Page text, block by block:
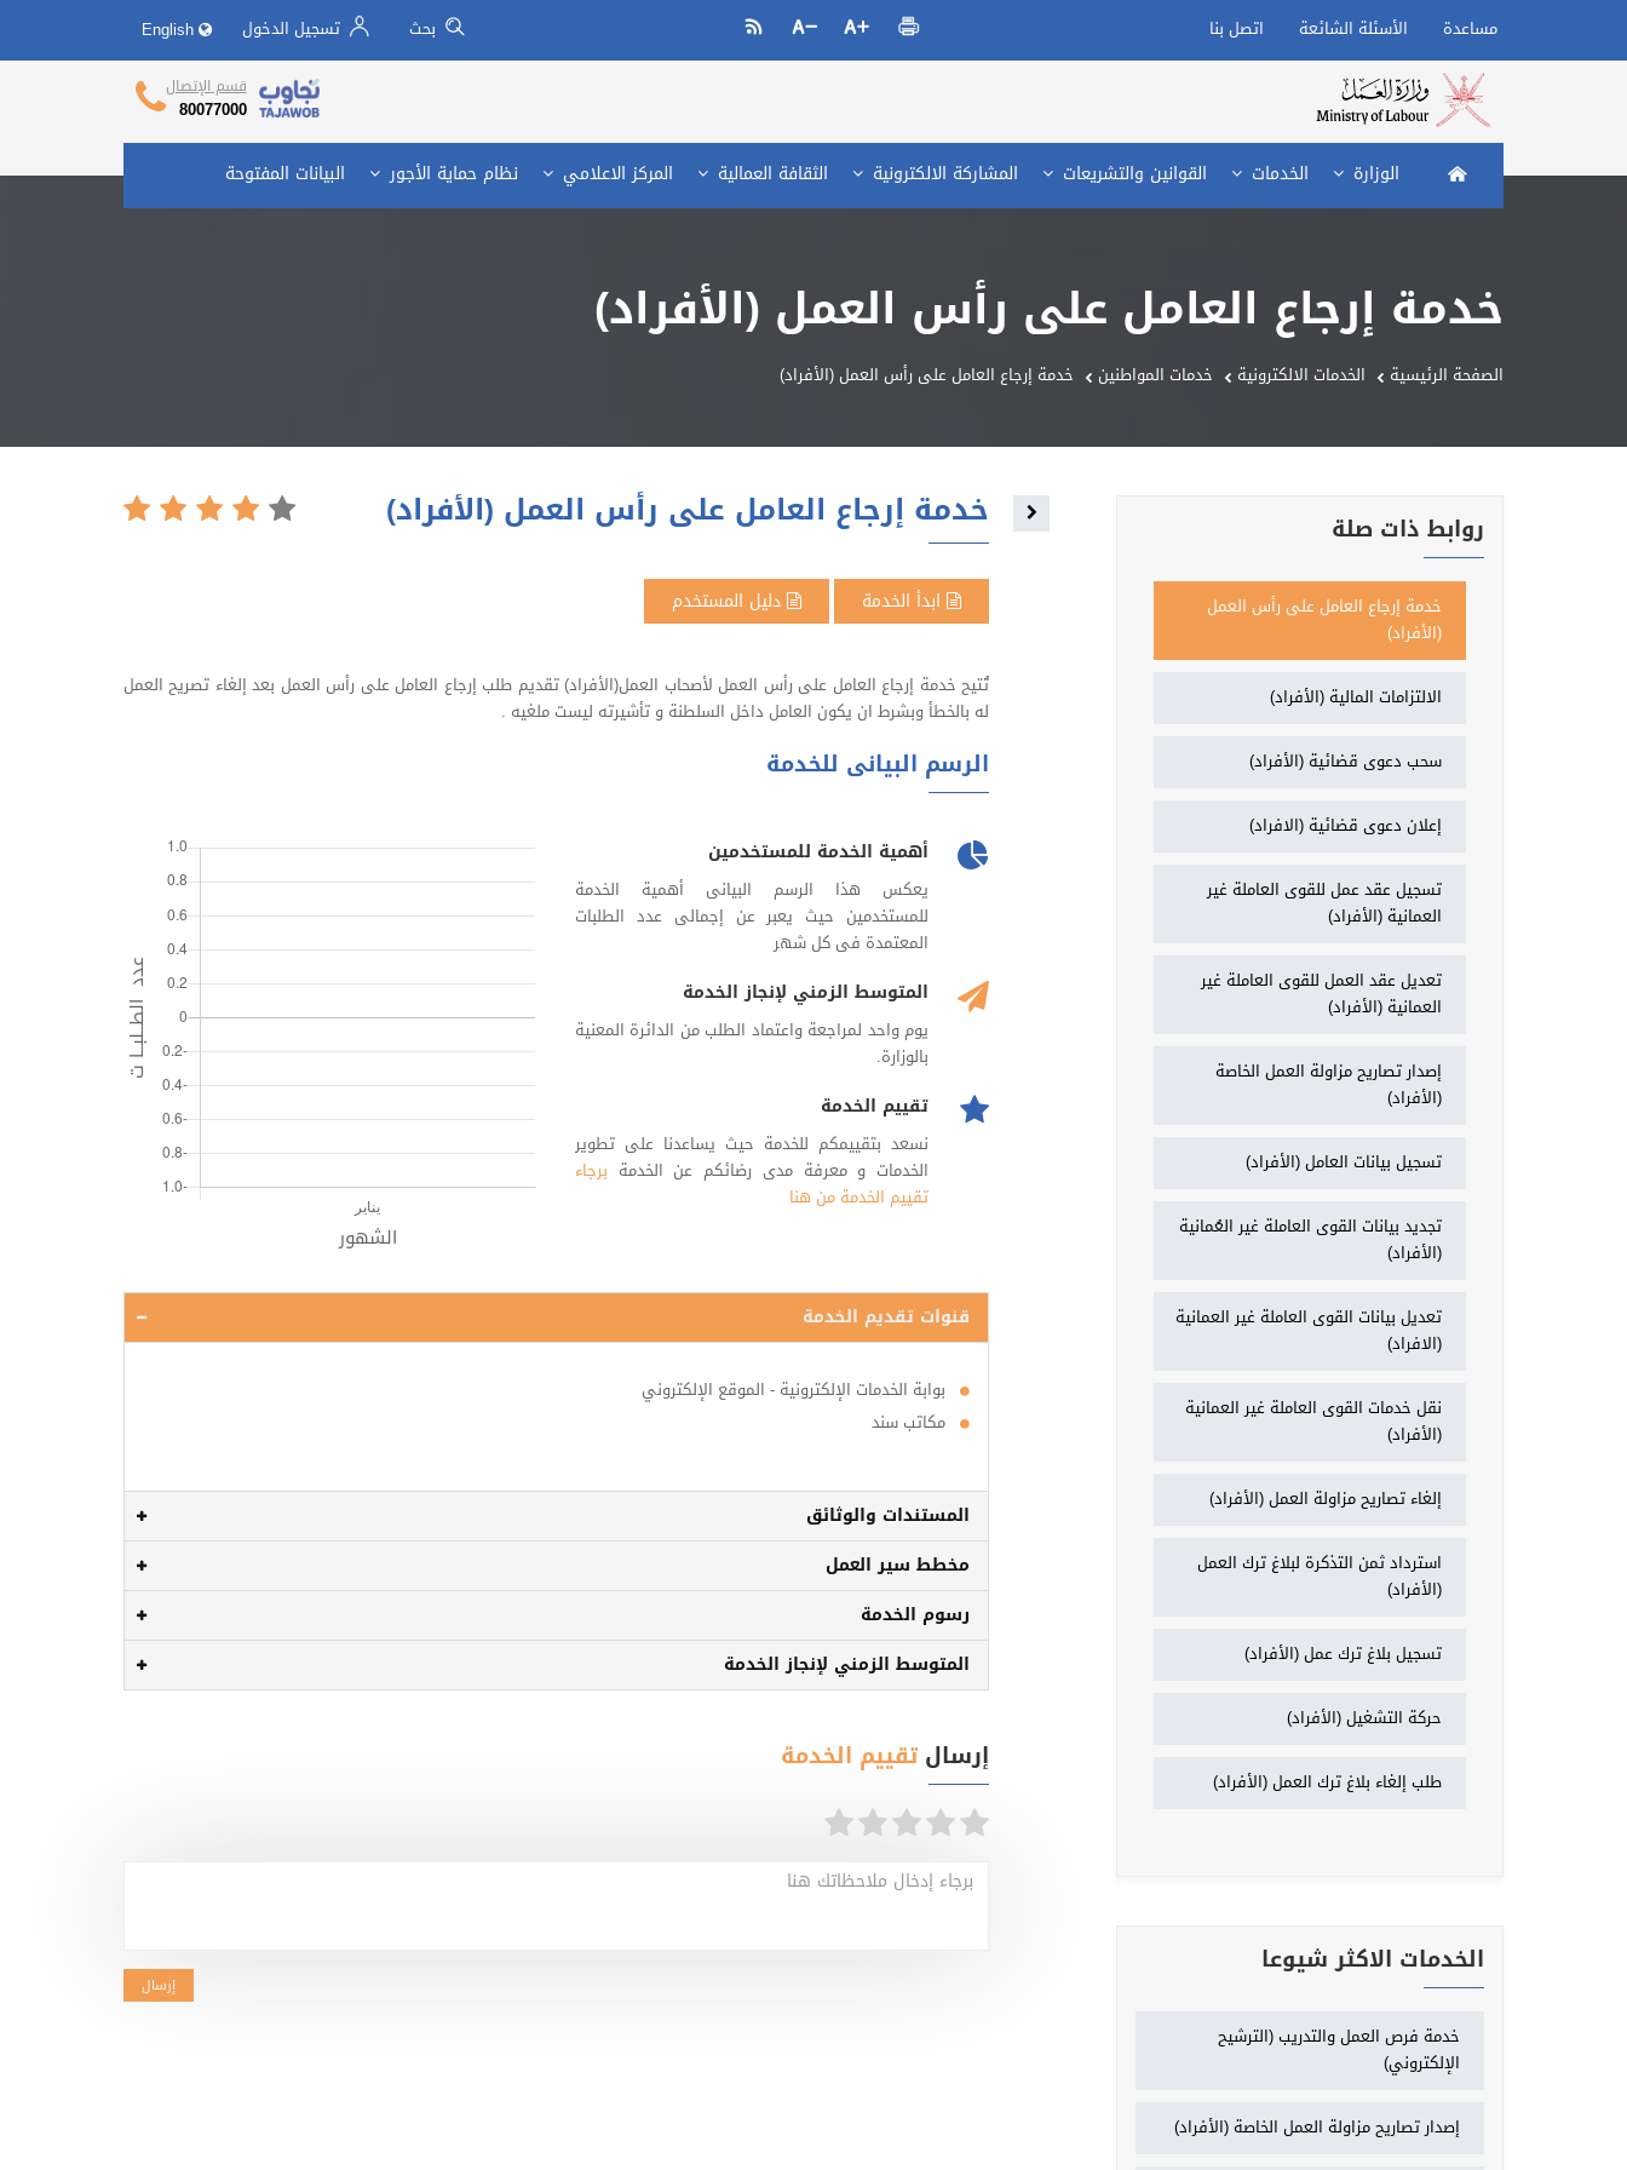
مساعدة الأسئلة الشائعة اتصل بنا بحث
تسجيل الدخول
قسم الإتصال
80077000
تجاوب وزارة العمل
الصفحة الرئيسية
الوزارة الخدمات القوانين والتشريعات المشاركة الالكترونية الثقافة العمالية المركز الاعلامي نظام حماية الأجور البيانات المفتوحة
خدمة إرجاع العامل على رأس العمل (الأفراد)
الصفحة الرئيسية الخدمات الالكترونية خدمات المواطنين خدمة إرجاع العامل على رأس العمل (الأفراد)
خدمة إرجاع العامل على رأس العمل (الأفراد)
ابدأ الخدمة دليل المستخدم
تُتيح خدمة إرجاع العامل على رأس العمل لأصحاب العمل(الأفراد) تقديم طلب إرجاع العامل على رأس العمل بعد إلغاء تصريح العمل
له بالخطأ وبشرط ان يكون العامل داخل السلطنة و تأشيرته ليست ملغيه .
الرسم البيانى للخدمة
أهمية الخدمة للمستخدمين
يعكس هذا الرسم البيانى أهمية الخدمة
للمستخدمين حيث يعبر عن إجمالى عدد الطلبات
المعتمدة فى كل شهر
المتوسط الزمني لإنجاز الخدمة
يوم واحد لمراجعة واعتماد الطلب من الدائرة المعنية
بالوزارة.
تقييم الخدمة
نسعد بتقييمكم للخدمة حيث يساعدنا على تطوير
الخدمات و معرفة مدى رضائكم عن الخدمة برجاء
تقييم الخدمة من هنا
قنوات تقديم الخدمة
بوابة الخدمات الإلكترونية - الموقع الإلكتروني
مكاتب سند
المستندات والوثائق
مخطط سير العمل
رسوم الخدمة
المتوسط الزمني لإنجاز الخدمة
Toggle navigation
إرسال تقييم الخدمة
برجاء إدخال ملاحظاتك هنا
إرسال
روابط ذات صلة
خدمة إرجاع العامل على رأس العمل
(الأفراد)
الالتزامات المالية (الأفراد)
سحب دعوى قضائية (الأفراد)
إعلان دعوى قضائية (الافراد)
تسجيل عقد عمل للقوى العاملة غير
العمانية (الأفراد)
تعديل عقد العمل للقوى العاملة غير
العمانية (الأفراد)
إصدار تصاريح مزاولة العمل الخاصة
(الأفراد)
تسجيل بيانات العامل (الأفراد)
تجديد بيانات القوى العاملة غير العُمانية
(الأفراد)
تعديل بيانات القوى العاملة غير العمانية
(الافراد)
نقل خدمات القوى العاملة غير العمانية
(الأفراد)
إلغاء تصاريح مزاولة العمل (الأفراد)
استرداد ثمن التذكرة لبلاغ ترك العمل
(الأفراد)
تسجيل بلاغ ترك عمل (الأفراد)
حركة التشغيل (الأفراد)
طلب إلغاء بلاغ ترك العمل (الأفراد)
الخدمات الاكثر شيوعا
خدمة فرص العمل والتدريب (الترشيح
الإلكتروني)
إصدار تصاريح مزاولة العمل الخاصة (الأفراد)